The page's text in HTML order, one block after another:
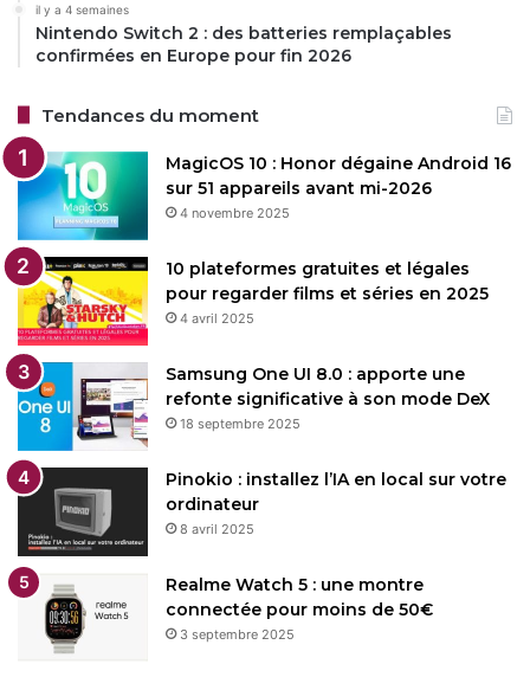
il y a 4 semaines
Nintendo Switch 2 : des batteries remplaçables
confirmées en Europe pour fin 2026
Tendances du moment
MagicOS 10 : Honor dégaine Android 16
sur 51 appareils avant mi-2026
4 novembre 2025
10 plateformes gratuites et légales
pour regarder films et séries en 2025
4 avril 2025
Samsung One UI 8.0 : apporte une
refonte significative à son mode DeX
18 septembre 2025
Pinokio : installez l’IA en local sur votre
ordinateur
8 avril 2025
Realme Watch 5 : une montre
connectée pour moins de 50€
3 septembre 2025